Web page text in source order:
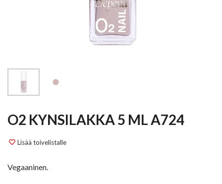
O2 KYNSILAKKA 5 ML A724
favorite_border Lisää toivelistalle
Vegaaninen.